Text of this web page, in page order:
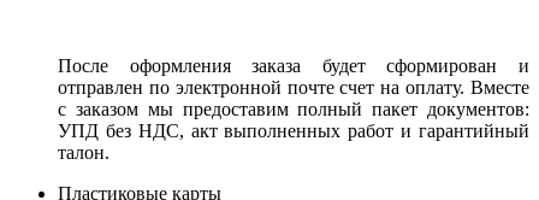
После оформления заказа будет сформирован и
отправлен по электронной почте счет на оплату. Вместе
с заказом мы предоставим полный пакет документов:
УПД без НДС, акт выполненных работ и гарантийный
талон.
Пластиковые карты